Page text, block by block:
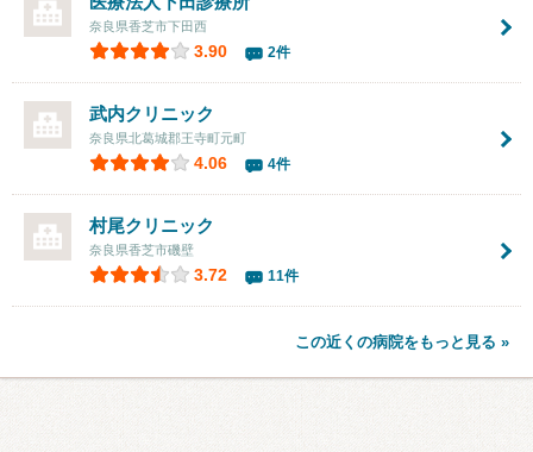
奈良県香芝市下田西
3.90 2件
武内クリニック
奈良県北葛城郡王寺町元町
4.06 4件
村尾クリニック
奈良県香芝市磯壁
3.72 11件
この近くの病院をもっと見る »